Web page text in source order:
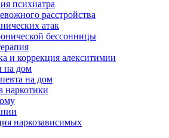
психиатра
расстройства
атак
бессонницы
и коррекция алекситимии
на дом
на дом
наркотики
наркозависимых